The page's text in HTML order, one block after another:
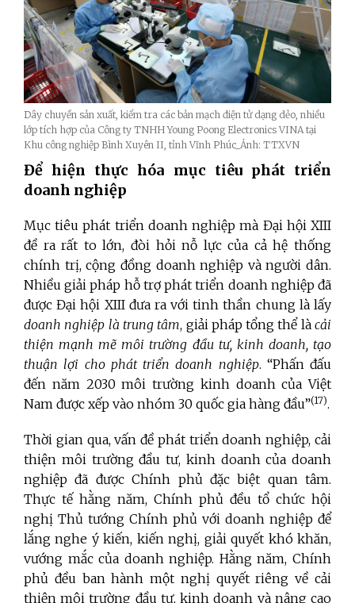
Dây chuyền sản xuất, kiểm tra các bản mạch điện tử dạng dẻo, nhiều
lớp tích hợp của Công ty TNHH Young Poong Electronics VINA tại
Khu công nghiệp Bình Xuyên II, tỉnh Vĩnh Phúc_Ảnh: TTXVN
Để hiện thực hóa mục tiêu phát triển
doanh nghiệp
Mục tiêu phát triển doanh nghiệp mà Đại hội XIII
đề ra rất to lớn, đòi hỏi nỗ lực của cả hệ thống
chính trị, cộng đồng doanh nghiệp và người dân.
Nhiều giải pháp hỗ trợ phát triển doanh nghiệp đã
được Đại hội XIII đưa ra với tinh thần chung là lấy
doanh nghiệp là trung tâm, giải pháp tổng thể làcải
thiện mạnh mẽ môi trường đầu tư, kinh doanh, tạo
thuận lợi cho phát triển doanh nghiệp. “Phấn đấu
đến năm 2030 môi trường kinh doanh của Việt
Nam được xếp vào nhóm 30 quốc gia hàng đầu”(17).
Thời gian qua, vấn đề phát triển doanh nghiệp, cải
thiện môi trường đầu tư, kinh doanh của doanh
nghiệp đã được Chính phủ đặc biệt quan tâm.
Thực tế hằng năm, Chính phủ đều tổ chức hội
nghị Thủ tướng Chính phủ với doanh nghiệp để
lắng nghe ý kiến, kiến nghị, giải quyết khó khăn,
vướng mắc của doanh nghiệp. Hằng năm, Chính
phủ đều ban hành một nghị quyết riêng về cải
thiện môi trường đầu tư, kinh doanh và nâng cao